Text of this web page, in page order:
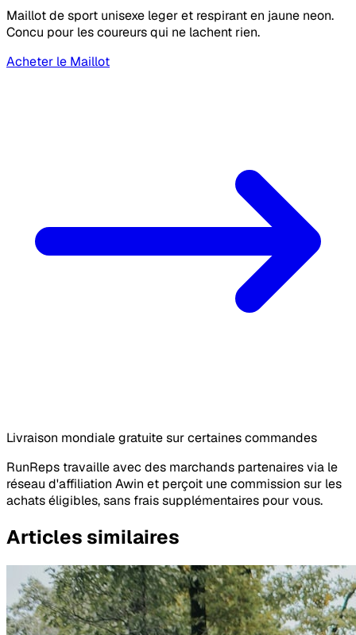
Maillot de sport unisexe leger et respirant en jaune neon.
Concu pour les coureurs qui ne lachent rien.
Acheter le Maillot
Livraison mondiale gratuite sur certaines commandes
RunReps travaille avec des marchands partenaires via le
réseau d'affiliation Awin et perçoit une commission sur les
achats éligibles, sans frais supplémentaires pour vous.
Articles similaires